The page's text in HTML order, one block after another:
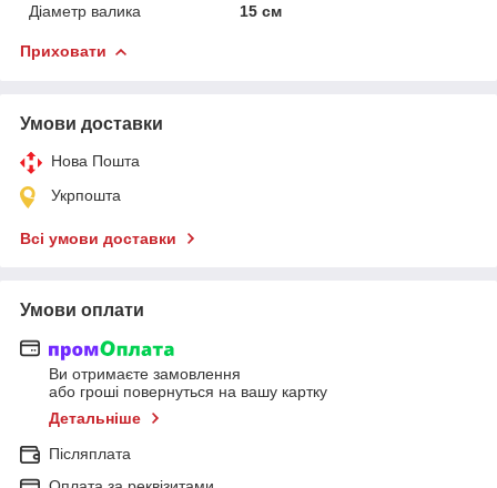
Діаметр валика
15 см
Приховати
Умови доставки
Нова Пошта
Укрпошта
Всі умови доставки
Умови оплати
Ви отримаєте замовлення
або гроші повернуться на вашу картку
Детальніше
Післяплата